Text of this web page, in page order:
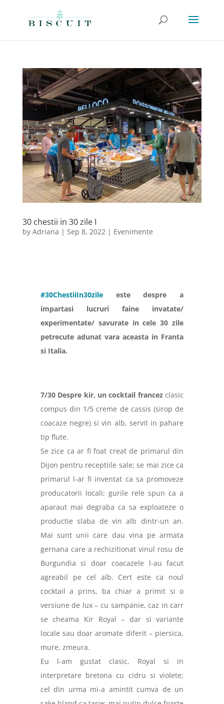
30 chestii in 30 zile I
by Adriana | Sep 8, 2022 | Evenimente
#30ChestiiIn30zileeste despre a
impartasi lucruri faine invatate/
experimentate/ savurate in cele 30 zile
petrecute adunat vara aceasta in Franta
si Italia.
7/30 Despre kir, un cocktail francezclasic
compus din 1/5 creme de cassis (sirop de
coacaze negre) si vin alb, servit in pahare
tip flute.
Se zice ca ar fi foat creat de primarul din
Dijon pentru receptiile sale; se mai zice ca
primarul l-ar fi inventat ca sa promoveze
producatorii locali; gurile rele spun ca a
aparaut mai degraba ca sa exploateze o
productie slaba de vin alb dintr-un an.
Mai sunt unii care dau vina pe armata
gernana care a rechizitionat vinul rosu de
Burgundia si doar coacazele l-au facut
agreabil pe cel alb. Cert este ca noul
cocktail a prins, ba chiar a primit si o
versiune de lux – cu sampanie, caz in carr
se cheama Kir Royal – dar si variante
locale sau doar aromate diferit – piersica,
mure, zmeura.
Eu l-am gustat clasic, Royal si in
interpretare bretona cu cidru si violete;
cel din urma mi-a amintit cumva de un